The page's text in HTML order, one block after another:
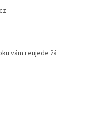
vám neujede žá